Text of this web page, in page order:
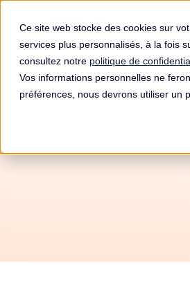
Ce site web stocke des cookies sur
services plus personnalisés, à la fois
consultez notre politique de
Vos informations personnelles ne
préférences, nous devrons utiliser un